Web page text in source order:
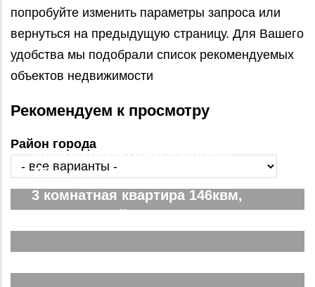
попробуйте изменить параметры запроса или
вернуться на предыдущую страницу. Для Вашего
удобства мы подобрали список рекомендуемых
объектов недвижимости
Рекомендуем к просмотру
Район города
ОДНОКОМНАТНАЯ квартира,
78квм
3 комнатная квартира 146квм,
ЖК Парковый. Вид на город
Двухкомнатная Спутник Сити